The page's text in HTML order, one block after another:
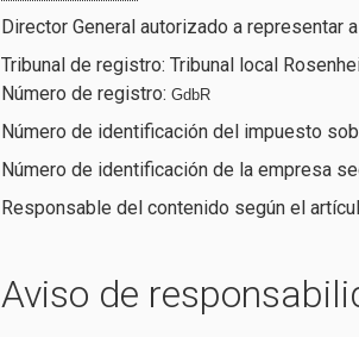
Director General autorizado a representar
Tribunal de registro: Tribunal local
Número de registro: GdbR
Número de identificación del impuesto
Número de identificación de la empresa
Responsable del contenido según el
Aviso de